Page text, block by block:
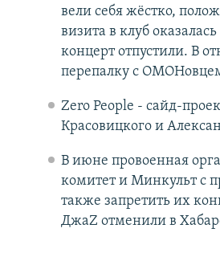
вели себя жёстко,
визита в клуб
концерт отпустили. В
перепалку с
Zero People - сайд-
Красовицкого и
В июне провоенная
комитет и Минкульт с
также запретить их
ДжаZ отменили в